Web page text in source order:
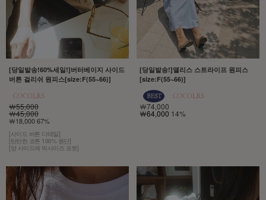
[당일발송!60%세일!]버터베이지 사이드
버튼 걸리쉬 원피스[size:F(55~66)]
￦55,000
￦45,000
￦18,000 67%
[사이드 버튼 디테일]
[탄탄한 코튼 100% 원단]
[양 사이드에 빅사이즈 포켓]
[당일발송!]앨리스 스트라이프 원피스
[size:F(55~66)]
￦74,000
￦64,000 14%